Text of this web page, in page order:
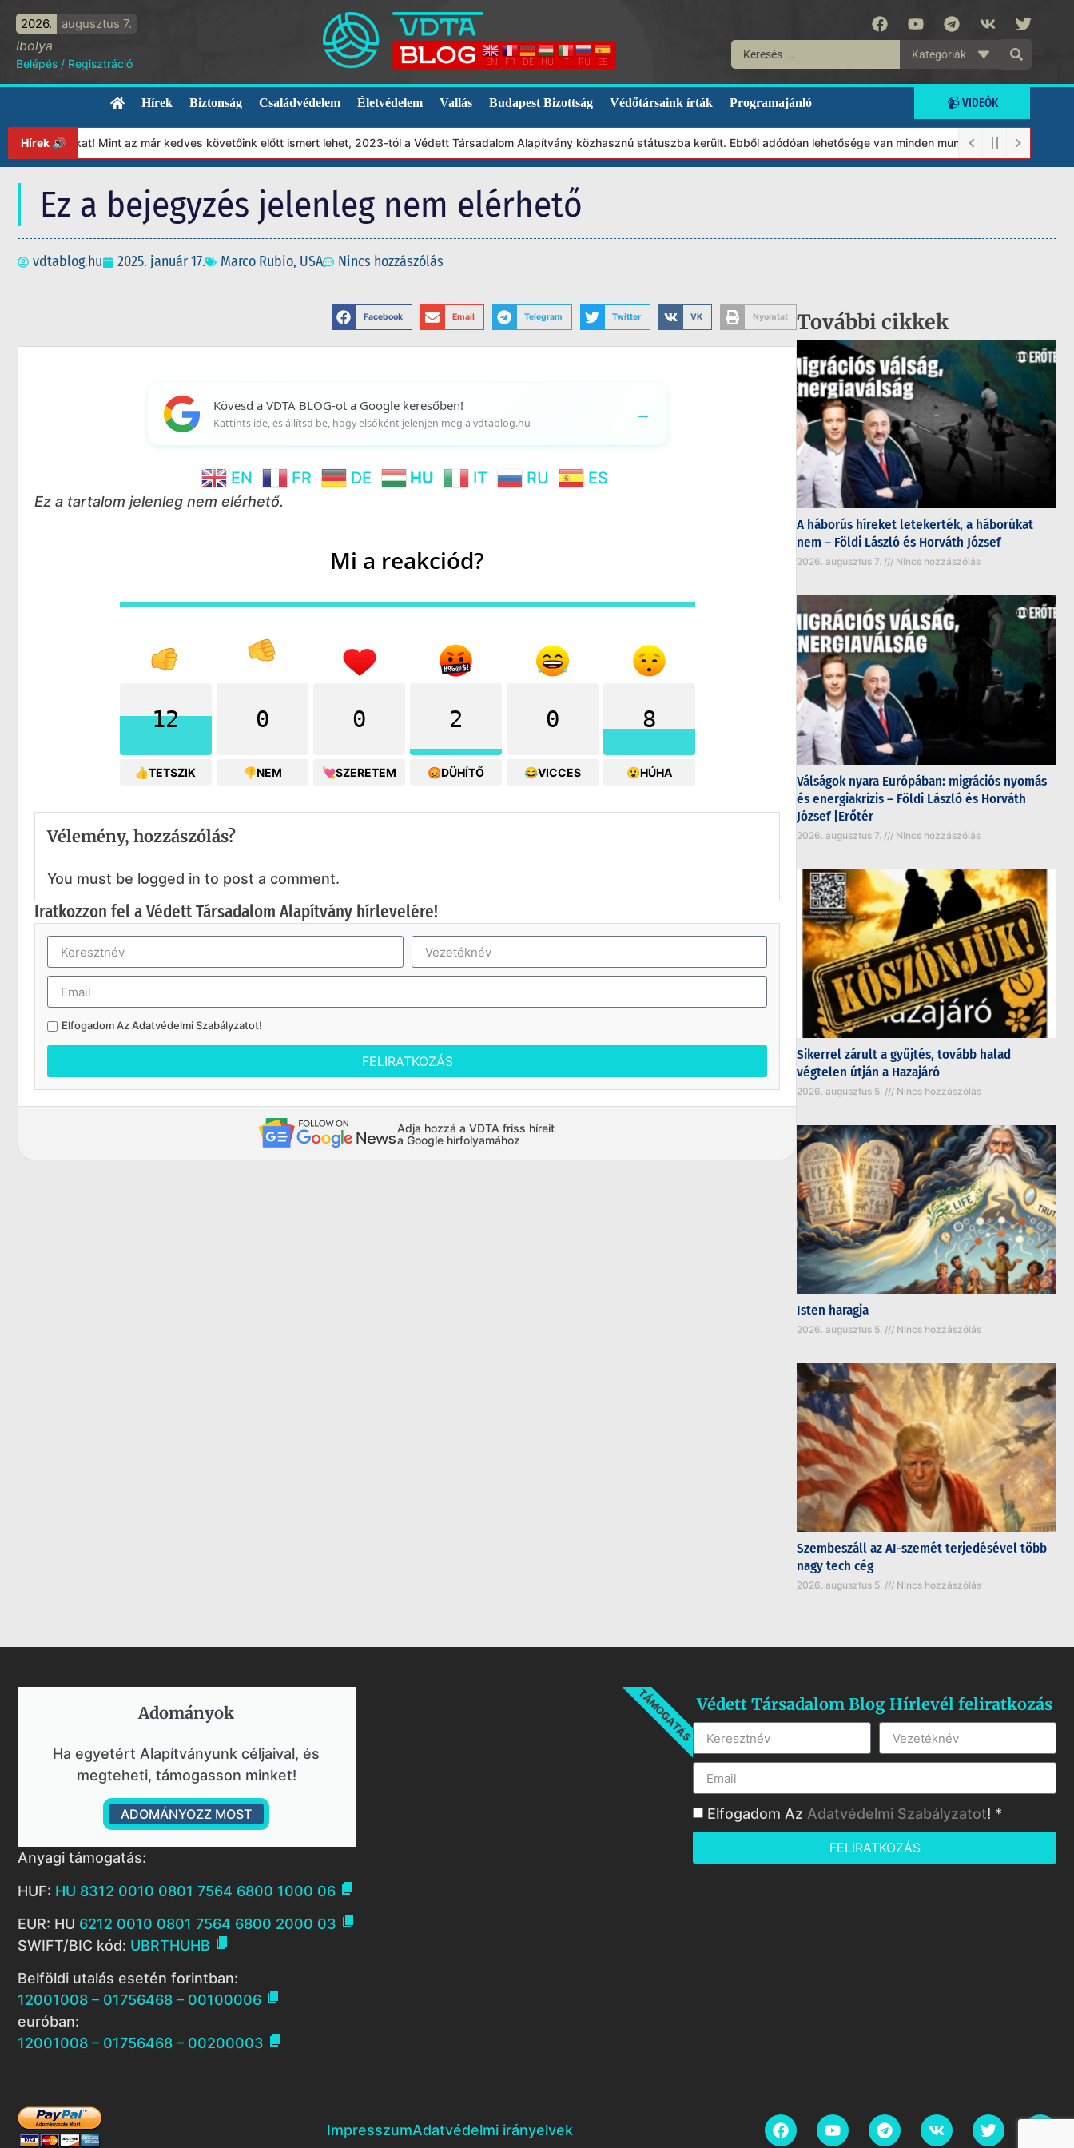
2026. augusztus 7.
Ibolya
Belépés / Regisztráció EN FR DE HU IT RU ES
Kategóriák
Hírek Biztonság Családvédelem Életvédelem Vallás Budapest Bizottság Védőtársaink írták Programajánló 📹 VIDEÓK
Hírek 🔊 Mint az már kedves követőink előtt ismert lehet, 2023-tól a Védett Társadalom Alapítvány közhasznú státuszba került. Ebből adódóan lehetősége van minden munkánkat segíteni
Ez a bejegyzés jelenleg nem elérhető
vdtablog.hu 2025. január 17. Marco Rubio, USA Nincs hozzászólás
Facebook Email Telegram Twitter VK Nyomtat
Kövesd a VDTA BLOG-ot a Google keresőben!
Kattints ide, és állítsd be, hogy elsőként jelenjen meg a vdtablog.hu →
EN FR DE HU IT RU ES
Ez a tartalom jelenleg nem elérhető.
Mi a reakciód?
12
👍TETSZIK
0
👎NEM
0
💘SZERETEM
2
😡DÜHÍTŐ
0
😂VICCES
8
😮HÚHA
Vélemény, hozzászólás?
You must be logged in to post a comment.
Iratkozzon fel a Védett Társadalom Alapítvány hírlevelére!
Elfogadom AzAdatvédelmi Szabályzatot!
FELIRATKOZÁS
Adja hozzá a VDTA friss híreit
a Google hírfolyamához
További cikkek
A háborús híreket letekerték, a háborúkat
nem – Földi László és Horváth József
2026. augusztus 7. Nincs hozzászólás
Válságok nyara Európában: migrációs nyomás
és energiakrízis – Földi László és Horváth
József |Erőtér
2026. augusztus 7. Nincs hozzászólás
Sikerrel zárult a gyűjtés, tovább halad
végtelen útján a Hazajáró
2026. augusztus 5. Nincs hozzászólás
Isten haragja
2026. augusztus 5. Nincs hozzászólás
Szembeszáll az AI-szemét terjedésével több
nagy tech cég
2026. augusztus 5. Nincs hozzászólás
Adományok​
Ha egyetért Alapítványunk céljaival, és
megteheti, támogasson minket!
ADOMÁNYOZZ MOST
TÁMOGATÁS
Anyagi támogatás:
HUF: HU 8312 0010 0801 7564 6800 1000 06 
EUR: HU 6212 0010 0801 7564 6800 2000 03 
SWIFT/BIC kód: UBRTHUHB 
Belföldi utalás esetén forintban:
12001008 – 01756468 – 00100006 
euróban:
12001008 – 01756468 – 00200003 
Védett Társadalom Blog Hírlevél feliratkozás
Elfogadom Az Adatvédelmi Szabályzatot! *
FELIRATKOZÁS
ImpresszumAdatvédelmi irányelvek